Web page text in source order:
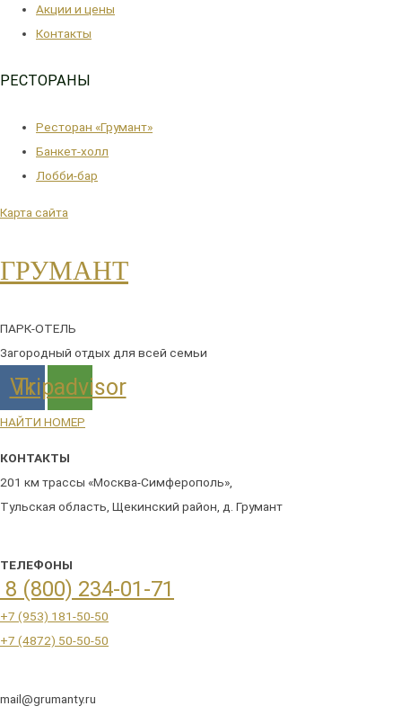
Акции и цены
Контакты
РЕСТОРАНЫ
Ресторан «Грумант»
Банкет-холл
Лобби-бар
Карта сайта
ГРУМАНТ
ПАРК-ОТЕЛЬ
Загородный отдых для всей семьи
Vk
Tripadvisor
НАЙТИ НОМЕР
КОНТАКТЫ
201 км трассы «Москва-Симферополь»,
Тульская область, Щекинский район, д. Грумант
ТЕЛЕФОНЫ
8 (800) 234-01-71
+7 (953) 181-50-50
+7 (4872) 50-50-50
mail@grumanty.ru